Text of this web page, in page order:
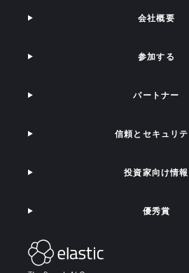
会社概要
参加する
パートナー
信頼とセキュリテ
投資家向け情報
優秀賞